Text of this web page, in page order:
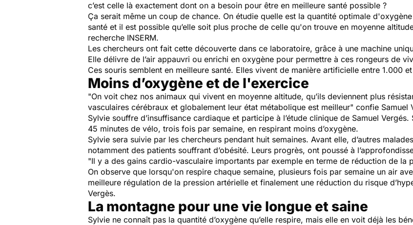
c’est celle là exactement dont on a besoin pour être en meilleure santé possible ?
Ça serait même un coup de chance. On étudie quelle est la quantité optimale
santé et il est possible qu’elle soit plus proche de celle qu'on trouve en moyenne
recherche INSERM.
Les chercheurs ont fait cette découverte dans ce laboratoire, grâce à une machine
Elle délivre de l’air appauvri ou enrichi en oxygène pour permettre à ces rongeurs de
Ces souris semblent en meilleure santé. Elles vivent de manière artificielle entre 1.000
Moins d’oxygène et de l'exercice
"On voit chez nos animaux qui vivent en moyenne altitude, qu’ils deviennent plus
vasculaires cérébraux et globalement leur état métabolique est meilleur" confie Samuel
Sylvie souffre d’insuffisance cardiaque et participe à l’étude clinique de Samuel
45 minutes de vélo, trois fois par semaine, en respirant moins d’oxygène.
Sylvie sera suivie par les chercheurs pendant huit semaines. Avant elle, d’autres
notamment des patients souffrant d’obésité. Leurs progrès, ont poussé à
"Il y a des gains cardio-vasculaire importants par exemple en terme de réduction de la
On observe que lorsqu'on respire chaque semaine, plusieurs fois par semaine un air
meilleure régulation de la pression artérielle et finalement une réduction du risque
Vergès.
La montagne pour une vie longue et saine
Sylvie ne connaît pas la quantité d’oxygène qu’elle respire, mais elle en voit déjà les